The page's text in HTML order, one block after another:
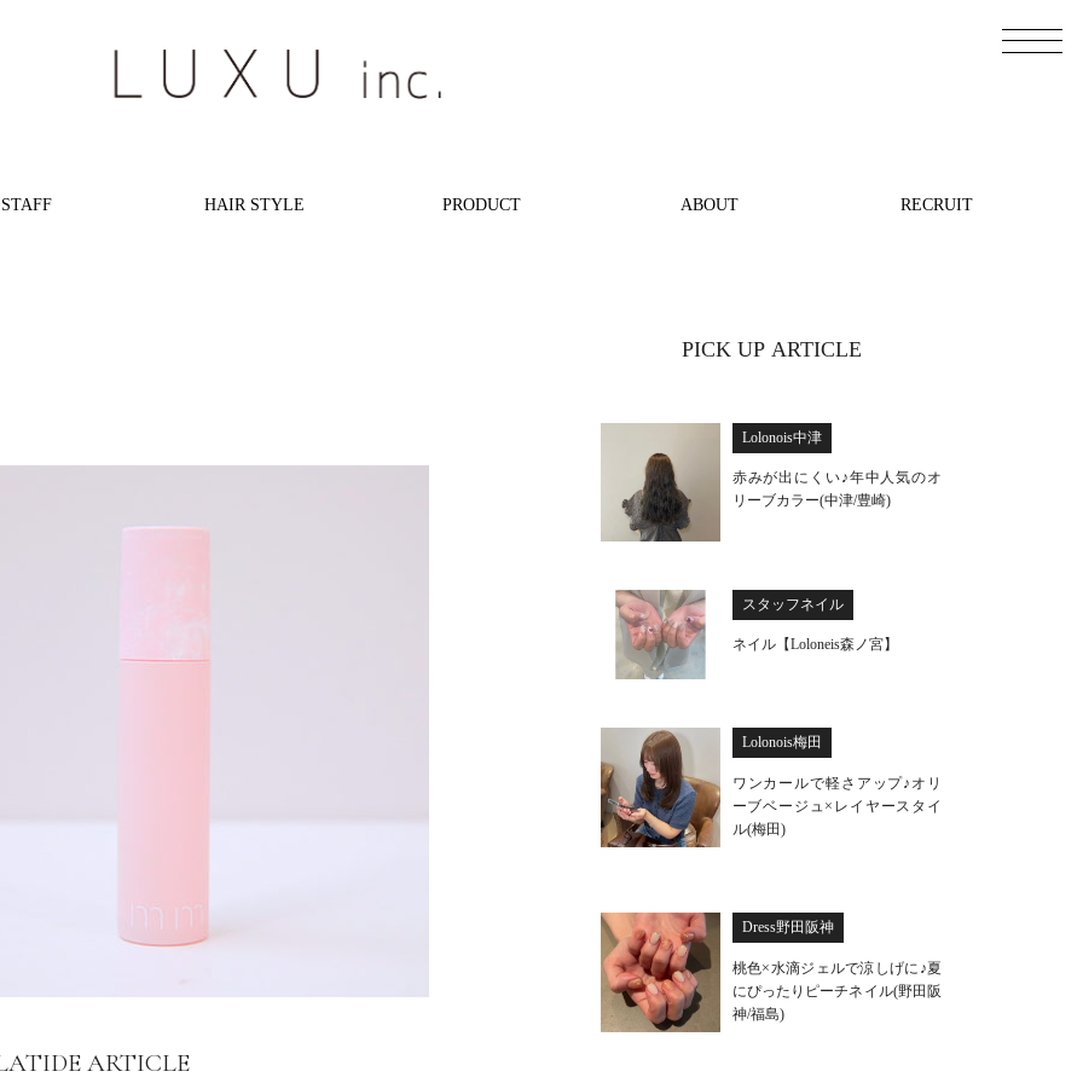
STAFF HAIR STYLE PRODUCT ABOUT RECRUIT
ARTICLE
PICK UP ARTICLE
Lolonois中津
赤みが出にくい♪年中人気のオ
リーブカラー(中津/豊崎)
スタッフネイル
ネイル【Loloneis森ノ宮】
Lolonois梅田
ワンカールで軽さアップ♪オリ
ーブベージュ×レイヤースタイ
ル(梅田)
Dress野田阪神
桃色×水滴ジェルで涼しげに♪夏
にぴったりピーチネイル(野田阪
神/福島)